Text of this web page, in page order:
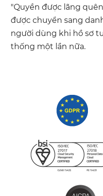
"Quyền được lãng
được chuyển sang
người dùng khi hồ sơ
thống một lần nữa.